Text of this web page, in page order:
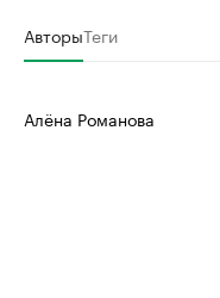
АвторыТеги
Алёна Романова